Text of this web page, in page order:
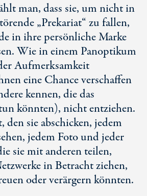
man, dass sie, um nicht in
„Prekariat“ zu fallen,
in ihre persönliche Marke
Wie in einem Panoptikum
Aufmerksamkeit
eine Chance verschaffen
kennen, die das
könnten), nicht entziehen.
den sie abschicken, jedem
jedem Foto und jeder
sie mit anderen teilen,
in Betracht ziehen,
oder verärgern könnten.